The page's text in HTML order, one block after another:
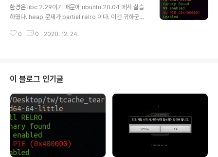
(); if ( v3 != 2 ) break; if ( v4 2 ) { if ( v3 == 3 ) { pri
nt_name(); } else { ..
환경은 libc 2.29이기 때문에 ubuntu 20.04 에서 실습
하였다. heap 문제가 partial relro 이다. 이건 귀하군
기에 앞서 2.29 이상에서 tcache의 변경점을 간단하게
cache 전체를 돌면서 검사를 하기 때문에 fastbin 과 같
은 double free도 안된다. 그러나 우회 방법이 있다. 1. fr
ee 된 청크의 bk를 변조하기 2. 사이즈를 변조하기이다.
3. fastbin 쓰기 4. tcache와 fastbin에 동시에 free..
0 0 2020. 12. 24.
이 블로그 인기글